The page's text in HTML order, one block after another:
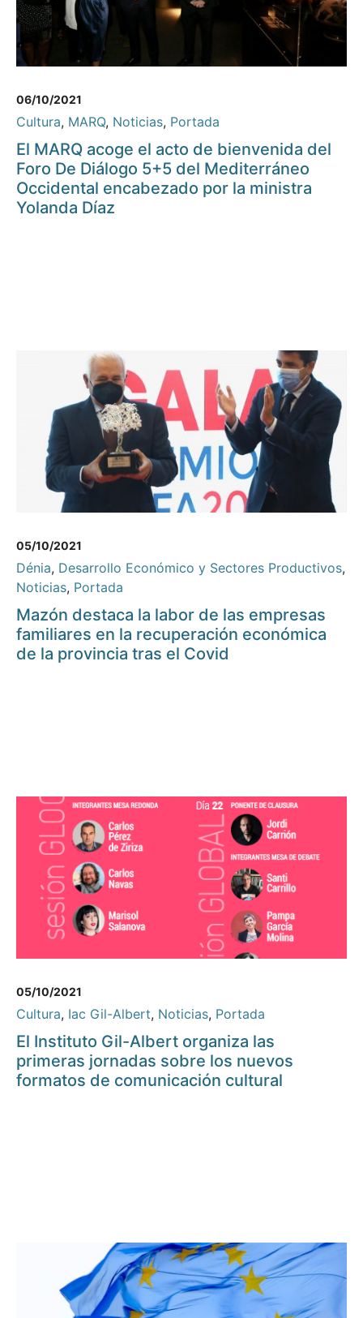
06/10/2021
Cultura, MARQ, Noticias, Portada
El MARQ acoge el acto de bienvenida del
Foro De Diálogo 5+5 del Mediterráneo
Occidental encabezado por la ministra
Yolanda Díaz
05/10/2021
Dénia, Desarrollo Económico y Sectores Productivos,
Noticias, Portada
Mazón destaca la labor de las empresas
familiares en la recuperación económica
de la provincia tras el Covid
05/10/2021
Cultura, Iac Gil-Albert, Noticias, Portada
El Instituto Gil-Albert organiza las
primeras jornadas sobre los nuevos
formatos de comunicación cultural